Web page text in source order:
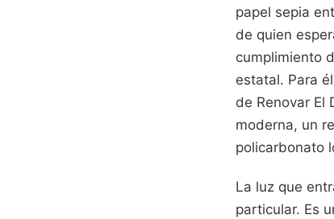
papel sepia
de quien
cumplimiento
estatal. Para
de Renovar El
moderna, un
policarbonato
La luz que
particular. Es